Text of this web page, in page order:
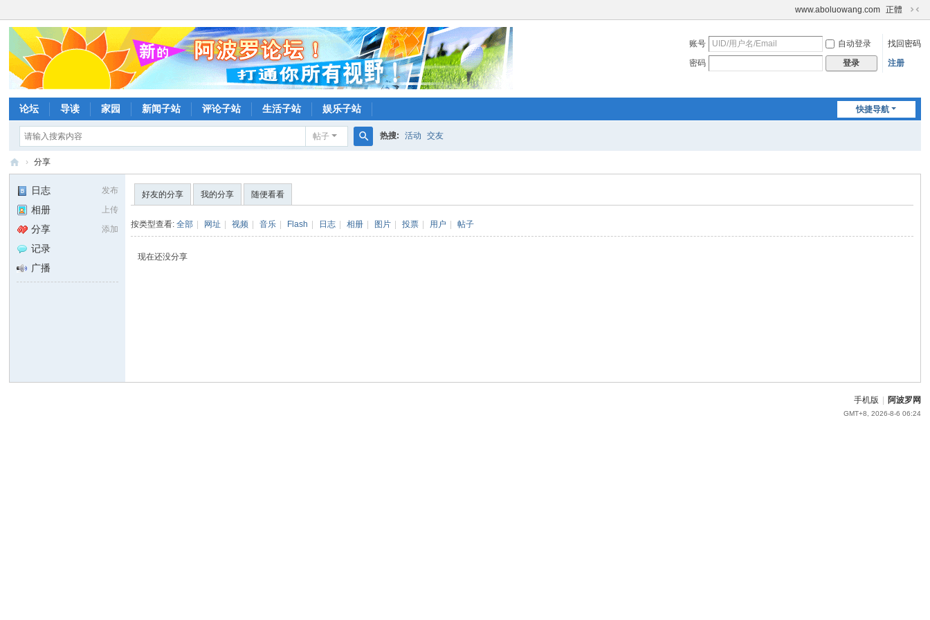
www.aboluowang.com 正體
切
到
账号 自动登录
找回密码
密码
登录 注册
快捷导航
论坛 导读 家园 新闻子站 评论子站 生活子站 娱乐子站
帖子
索
热搜: 活动 交友
坛
› 分享
发布
日志
上传
相册
添加
分享
记录
广播
好友的分享 我的分享 随便看看
按类型查看:全部 网址 视频 音乐 Flash 日志 相册 图片 投票 用户 帖子
现在还没分享
手机版 阿波罗网
GMT+8, 2026-8-6 06:24